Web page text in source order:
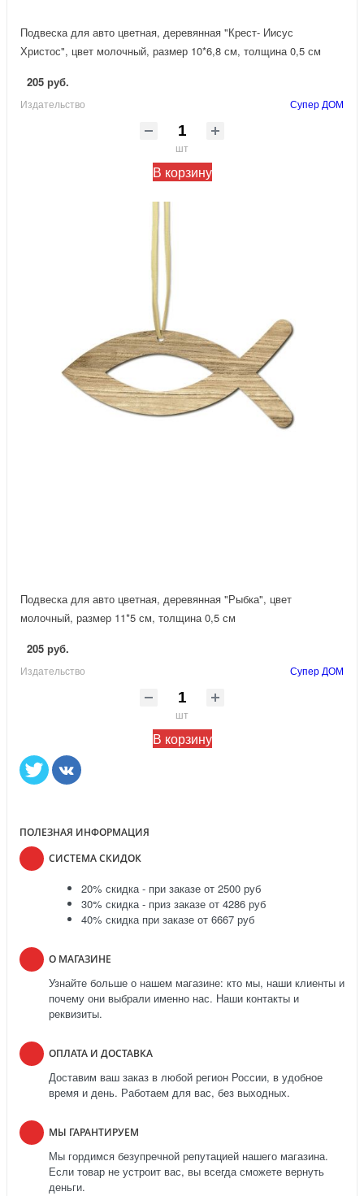
Подвеска для авто цветная, деревянная "Крест- Иисус
Христос", цвет молочный, размер 10*6,8 см, толщина 0,5 см
205 руб.
Издательство Супер ДОМ
шт
В корзину
Подвеска для авто цветная, деревянная "Рыбка", цвет
молочный, размер 11*5 см, толщина 0,5 см
205 руб.
Издательство Супер ДОМ
шт
В корзину
ПОЛЕЗНАЯ ИНФОРМАЦИЯ
СИСТЕМА СКИДОК
20% скидка - при заказе от 2500 руб
30% скидка - приз заказе от 4286 руб
40% скидка при заказе от 6667 руб
О МАГАЗИНЕ
Узнайте больше о нашем магазине: кто мы, наши клиенты и
почему они выбрали именно нас. Наши контакты и
реквизиты.
ОПЛАТА И ДОСТАВКА
Доставим ваш заказ в любой регион России, в удобное
время и день. Работаем для вас, без выходных.
МЫ ГАРАНТИРУЕМ
Мы гордимся безупречной репутацией нашего магазина.
Если товар не устроит вас, вы всегда сможете вернуть
деньги.